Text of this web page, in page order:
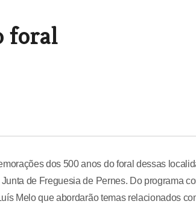
foral
dos 500 anos do foral dessas
de Freguesia de Pernes. Do programa
Melo que abordarão temas relacionados